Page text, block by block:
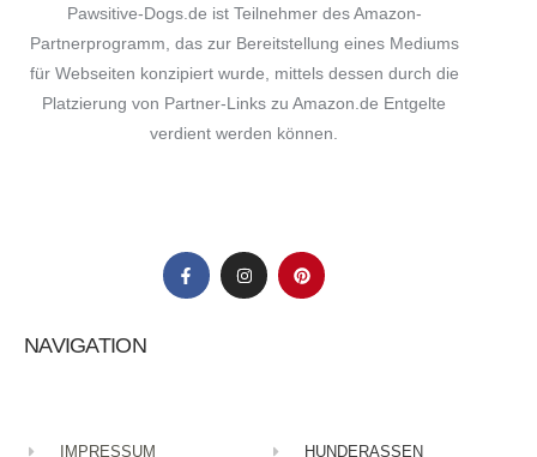
für meinen nächsten Kommentar speichern.
Pawsitive-Dogs.de ist Teilnehmer des Amazon-
Partnerprogramm, das zur Bereitstellung eines Mediums
für Webseiten konzipiert wurde, mittels dessen durch die
Platzierung von Partner-Links zu Amazon.de Entgelte
verdient werden können.
NAVIGATION
IMPRESSUM HUNDERASSEN